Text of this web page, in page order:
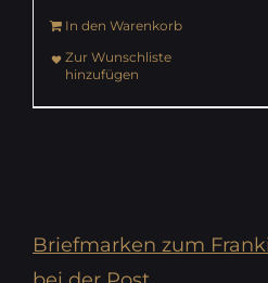
In den Warenkorb
Zur Wunschliste
hinzufügen
Briefmarken zum